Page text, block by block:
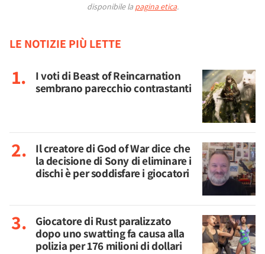
disponibile la pagina etica.
LE NOTIZIE PIÙ LETTE
I voti di Beast of Reincarnation
sembrano parecchio contrastanti
Il creatore di God of War dice che
la decisione di Sony di eliminare i
dischi è per soddisfare i giocatori
Giocatore di Rust paralizzato
dopo uno swatting fa causa alla
polizia per 176 milioni di dollari